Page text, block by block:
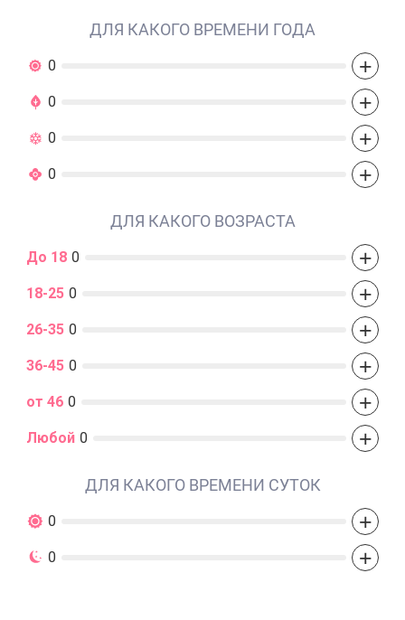
ДЛЯ КАКОГО ВРЕМЕНИ ГОДА
0 +
0 +
0 +
0 +
ДЛЯ КАКОГО ВОЗРАСТА
До 18 0 +
18-25 0 +
26-35 0 +
36-45 0 +
от 46 0 +
Любой 0 +
ДЛЯ КАКОГО ВРЕМЕНИ СУТОК
0 +
0 +